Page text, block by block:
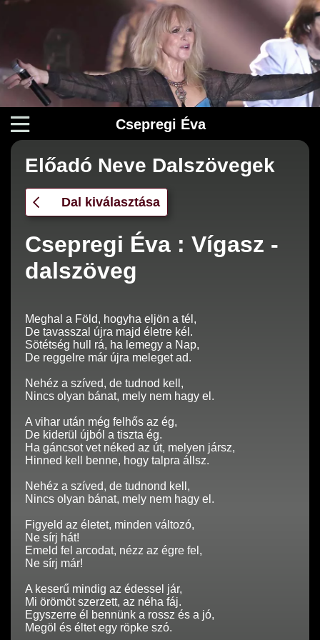
Csepregi Éva
Előadó Neve Dalszövegek
Dal kiválasztása
Csepregi Éva : Vígasz -
dalszöveg
Meghal a Föld, hogyha eljön a tél,
De tavasszal újra majd életre kél.
Sötétség hull rá, ha lemegy a Nap,
De reggelre már újra meleget ad.
Nehéz a szíved, de tudnod kell,
Nincs olyan bánat, mely nem hagy el.
A vihar után még felhős az ég,
De kiderül újból a tiszta ég.
Ha gáncsot vet néked az út, melyen jársz,
Hinned kell benne, hogy talpra állsz.
Nehéz a szíved, de tudnond kell,
Nincs olyan bánat, mely nem hagy el.
Figyeld az életet, minden változó,
Ne sírj hát!
Emeld fel arcodat, nézz az égre fel,
Ne sírj már!
A keserű mindig az édessel jár,
Mi örömöt szerzett, az néha fáj.
Egyszerre él bennünk a rossz és a jó,
Megöl és éltet egy röpke szó.